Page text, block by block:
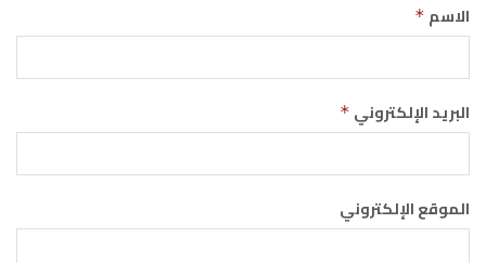
الاسم *
البريد الإلكتروني *
الموقع الإلكتروني